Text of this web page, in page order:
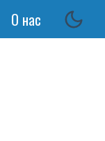
О нас